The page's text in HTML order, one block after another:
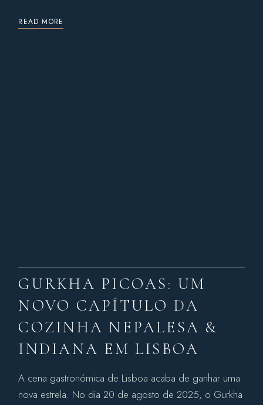
READ MORE
GURKHA PICOAS: UM
NOVO CAPÍTULO DA
COZINHA NEPALESA &
INDIANA EM LISBOA
A cena gastronómica de Lisboa acaba de ganhar uma
nova estrela. No dia 20 de agosto de 2025, o Gurkha